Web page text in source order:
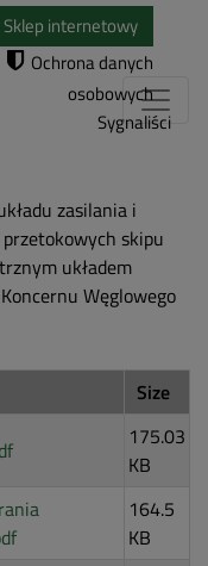
Sklep internetowy
Ochrona danych
osobowych
Sygnaliści
zasilania i
skipu
układem
Węglowego
Size
175.03
KB
164.5
KB